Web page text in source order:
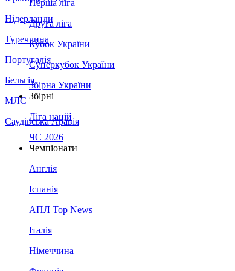
Нідерланди
Туреччина
Португалія
Бельгія
МЛС
Саудівська Аравія
Перша ліга
Друга ліга
Кубок України
Суперкубок України
Збірна України
Збірні
Ліга націй
ЧС 2026
Чемпіонати
Англія
Іспанія
АПЛ Top News
Італія
Німеччина